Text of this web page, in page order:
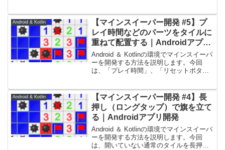
Android & Kotlin
【マインスイーパー開発 #5】プ
レイ時間などのパーツをタイルに
重ねて配置する｜Androidアプリ
開発
Android ＆ Kotlinの環境でマインスイーパ
ーを開発する方法を説明します。今回
は、「プレイ時間」、「リセットボタ
ねて配置します。
Android & Kotlin
【マインスイーパー開発 #4】長
押し（ロングタップ）で旗を立て
る｜Androidアプリ開発
Android ＆ Kotlinの環境でマインスイーパ
ーを開発する方法を説明します。今回
は、開いていない通常のタイルを長押し